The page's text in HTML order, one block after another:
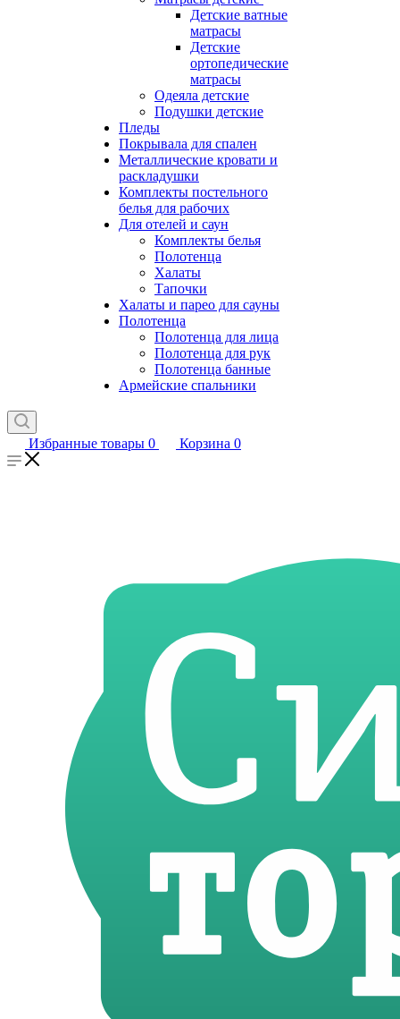
Детские ватные
матрасы
Детские
ортопедические
матрасы
Одеяла детские
Подушки детские
Пледы
Покрывала для спален
Металлические кровати и
раскладушки
Комплекты постельного
белья для рабочих
Для отелей и саун
Комплекты белья
Полотенца
Халаты
Тапочки
Халаты и парео для сауны
Полотенца
Полотенца для лица
Полотенца для рук
Полотенца банные
Армейские спальники
Избранные товары 0 Корзина 0